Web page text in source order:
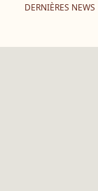
DERNIÈRES NEWS